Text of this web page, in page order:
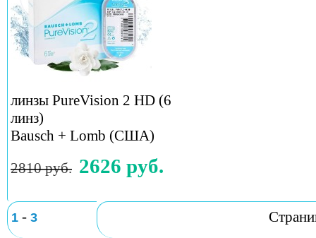
линзы PureVision 2 HD (6
линз)
Bausch + Lomb (США)
2810 руб. 2626 руб.
1 - 3